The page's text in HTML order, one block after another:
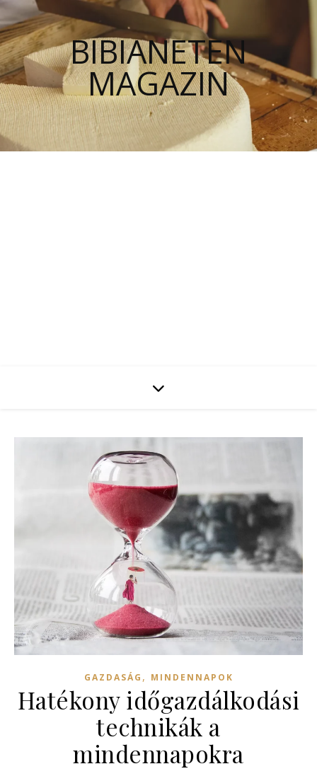
BIBIANETEN
MAGAZIN
GAZDASÁG , MINDENNAPOK
Hatékony időgazdálkodási
technikák a
mindennapokra